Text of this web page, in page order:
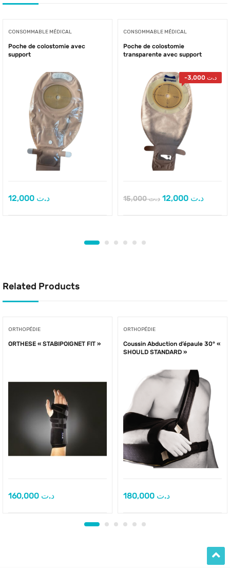
CONSOMMABLE MÉDICAL
Poche de colostomie avec
support
د.ت
CONSOMMABLE MÉDICAL
Poche de colostomie
transparente avec support
- د.ت
د.ت15,000 د.ت
Related Products
ORTHOPÉDIE
ORTHESE « STABIPOIGNET FIT »
د.ت
ORTHOPÉDIE
Coussin Abduction d’épaule 30° «
SHOULD STANDARD »
د.ت